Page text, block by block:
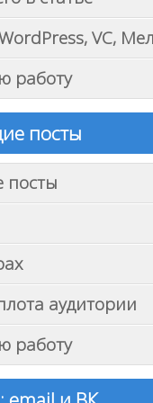
VC,
работу
посты
посты
аудитории
работу